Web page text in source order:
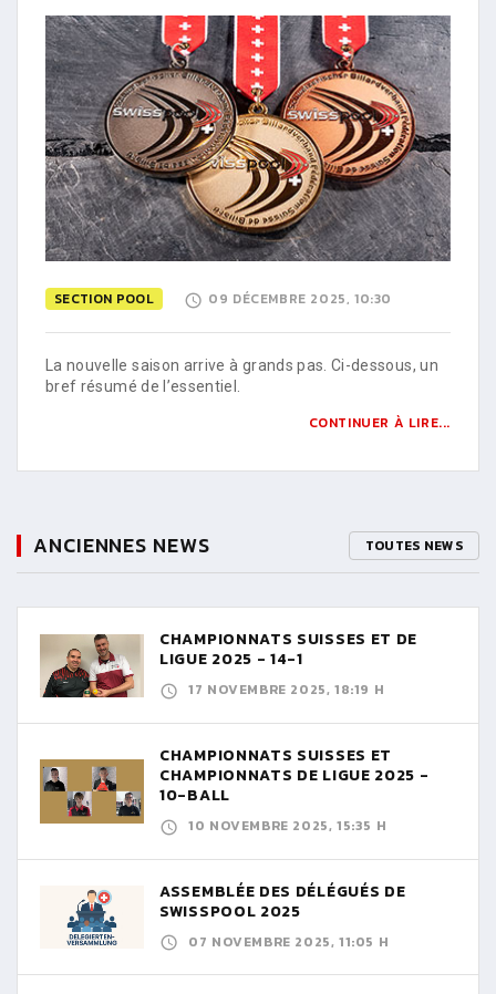
SECTION POOL 09 DÉCEMBRE 2025, 10:30
La nouvelle saison arrive à grands pas. Ci-dessous, un
bref résumé de l’essentiel.
CONTINUER À LIRE...
ANCIENNES NEWS TOUTES NEWS
CHAMPIONNATS SUISSES ET DE
LIGUE 2025 - 14-1
17 NOVEMBRE 2025, 18:19 H
CHAMPIONNATS SUISSES ET
CHAMPIONNATS DE LIGUE 2025 -
10-BALL
10 NOVEMBRE 2025, 15:35 H
ASSEMBLÉE DES DÉLÉGUÉS DE
SWISSPOOL 2025
07 NOVEMBRE 2025, 11:05 H